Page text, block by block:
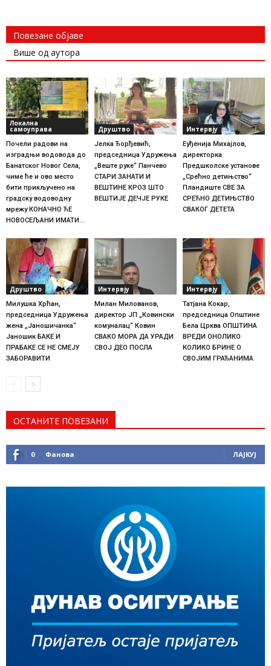
Повезане објаве
Више од аутора
Локална
самоуправа
Почели радови на
изградњи водовода до
Банатског Новог Села,
чиме ће и ово место
бити прикључено на
градску водоводну
мрежу КОНАЧНО ЋЕ
НОВОСЕЉАНИ ИМАТИ...
Друштво
Јелка Ђорђевић,
председница Удружења
„Веште руке“ Панчево
СТАРИ ЗАНАТИ И
ВЕШТИНЕ КРОЗ ШТО
ВЕШТИЈЕ ДЕЧЈЕ РУКЕ
Интервју
Еуђенија Михајлов,
директорка
Предшколске установе
„Срећно детињство“
Пландиште СВЕ ЗА
СРЕЋНО ДЕТИЊСТВО
СВАКОГ ДЕТЕТА
Друштво
Милушка Хрћан,
председница Удружења
жена „Јаношичанка“
Јаношик БАКЕ И
ПРАБАКЕ СЕ НЕ СМЕЈУ
ЗАБОРАВИТИ
Интервју
Милан Милованов,
директор ЈП „Ковински
комуналац“ Ковин
СВАКО МОРА ДА УРАДИ
СВОЈ ДЕО ПОСЛА
Интервју
Татјана Кокар,
председница Општине
Бела Црква ОПШТИНА
ВРЕДИ ОНОЛИКО
КОЛИКО БРИНЕ О
СВОЈИМ ГРАЂАНИМА
ОСТАНИТЕ ПОВЕЗАНИ
0 Фанова ЛАЈКУЈ